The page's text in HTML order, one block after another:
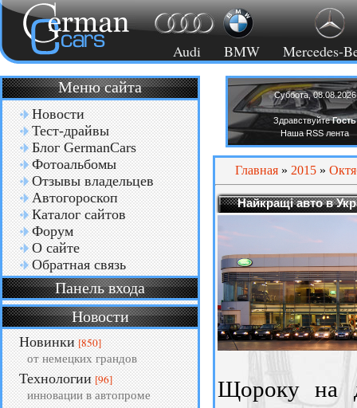
Audi BMW Mercedes-
Меню сайта
Новости
Тест-драйвы
Блог GermanCars
Фотоальбомы
Отзывы владельцев
Автогороскоп
Каталог сайтов
Форум
О сайте
Обратная связь
Панель входа
Новости
Новинки [850]
от немецких грандов
Технологии [96]
инновации в автопроме
Суббота, 08.08.2026
ЗдравствуйтеГость
Наша RSS лента
Главная » 2015 »
Найкращі авто в
Щороку на